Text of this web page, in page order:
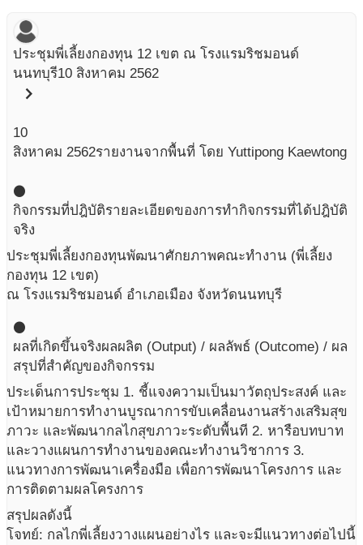
ประชุมพี่เลี้ยงกองทุน 12 เขต ณ โรงแรมริชมอนด์
นนทบุรี10 สิงหาคม 2562
chevron_right
10
สิงหาคม 2562รายงานจากพื้นที่ โดย Yuttipong Kaewtong
circle
กิจกรรมที่ปฎิบัติรายละเอียดของการทำกิจกรรมที่ได้ปฎิบัติ
จริง
ประชุมพี่เลี้ยงกองทุนพัฒนาศักยภาพคณะทำงาน (พี่เลี้ยง
กองทุน 12 เขต)
ณ โรงแรมริชมอนด์ อำเภอเมือง จังหวัดนนทบุรี
circle
ผลที่เกิดขึ้นจริงผลผลิต (Output) / ผลลัพธ์ (Outcome) / ผล
สรุปที่สำคัญของกิจกรรม
ประเด็นการประชุม 1. ชี้แจงความเป็นมาวัตถุประสงค์ และ
เป้าหมายการทำงานบูรณาการขับเคลื่อนงานสร้างเสริมสุข
ภาวะ และพัฒนากลไกสุขภาวะระดับพื้นที 2. หารือบทบาท
และวางแผนการทำงานของคณะทำงานวิชาการ 3.
แนวทางการพัฒนาเครื่องมือ เพื่อการพัฒนาโครงการ และ
การติดตามผลโครงการ
สรุปผลดังนี้
โจทย์: กลไกพี่เลี้ยงวางแผนอย่างไร และจะมีแนวทางต่อไปนี้